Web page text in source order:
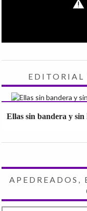
EDITORIAL
Ellas sin bandera y sin
APEDREADOS,